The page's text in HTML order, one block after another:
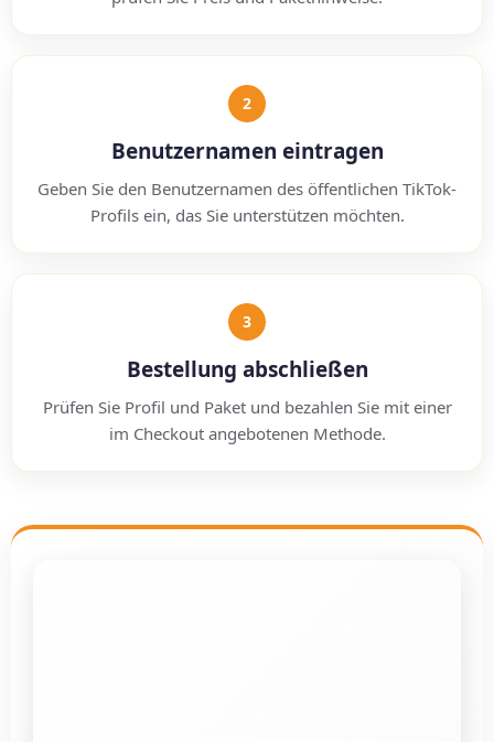
2
Benutzernamen eintragen
Geben Sie den Benutzernamen des öffentlichen TikTok-
Profils ein, das Sie unterstützen möchten.
3
Bestellung abschließen
Prüfen Sie Profil und Paket und bezahlen Sie mit einer
im Checkout angebotenen Methode.